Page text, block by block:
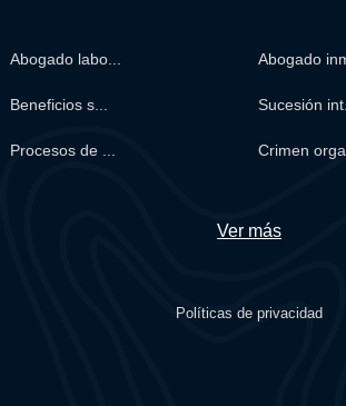
Abogado labo... Abogado
Beneficios s... Sucesión
Procesos de ... Crimen
Ver más
Políticas de privacidad